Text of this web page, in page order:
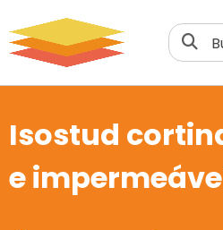
Isostud
e